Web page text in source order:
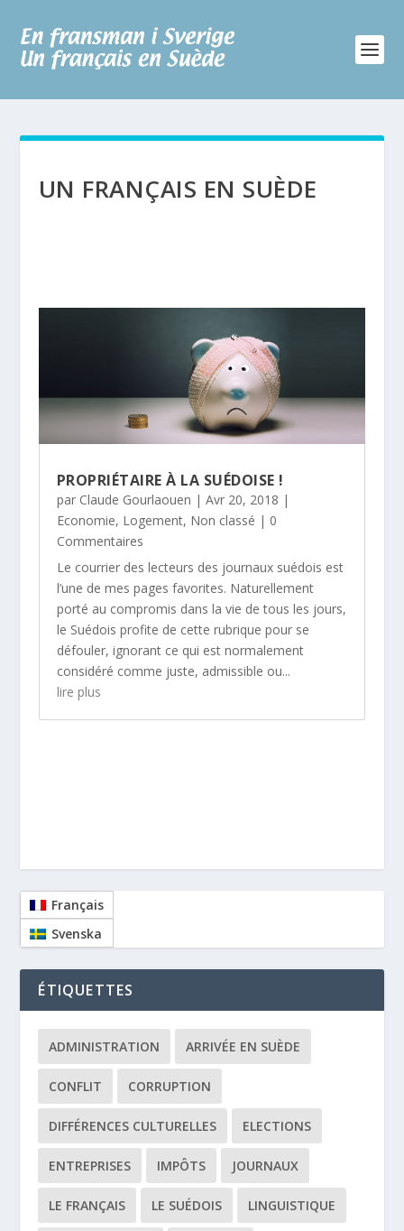
UN FRANÇAIS EN SUÈDE
PROPRIÉTAIRE À LA SUÉDOISE !
par Claude Gourlaouen | Avr 20, 2018 |
Economie, Logement, Non classé | 0
Commentaires
Le courrier des lecteurs des journaux suédois est
l’une de mes pages favorites. Naturellement
porté au compromis dans la vie de tous les jours,
le Suédois profite de cette rubrique pour se
défouler, ignorant ce qui est normalement
considéré comme juste, admissible ou...
lire plus
Français
Svenska
ÉTIQUETTES
ADMINISTRATION ARRIVÉE EN SUÈDE
CONFLIT CORRUPTION
DIFFÉRENCES CULTURELLES ELECTIONS
ENTREPRISES IMPÔTS JOURNAUX
LE FRANÇAIS LE SUÉDOIS LINGUISTIQUE